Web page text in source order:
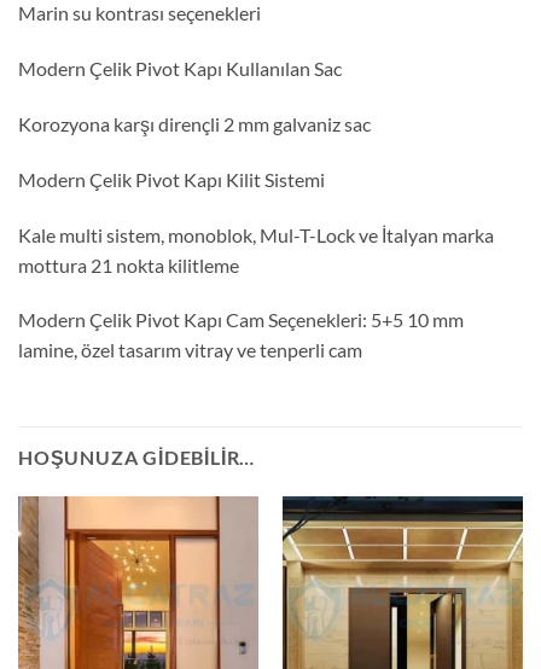
Marin su kontrası seçenekleri
Modern Çelik Pivot Kapı Kullanılan Sac
Korozyona karşı dirençli 2 mm galvaniz sac
Modern Çelik Pivot Kapı Kilit Sistemi
Kale multi sistem, monoblok, Mul-T-Lock ve İtalyan marka
mottura 21 nokta kilitleme
Modern Çelik Pivot Kapı Cam Seçenekleri: 5+5 10 mm
lamine, özel tasarım vitray ve tenperli cam
HOŞUNUZA GIDEBILIR…